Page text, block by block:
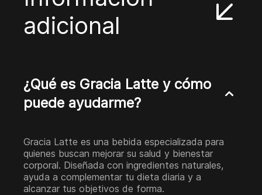
adicional
¿Qué es Gracia Latte y cómo
puede ayudarme?
Gracia Latte es una bebida especializada para
quienes buscan mejorar su salud y bienestar
corporal. Diseñada con ingredientes naturales,
ayuda a complementar tu dieta diaria y a
alcanzar tus objetivos de forma.